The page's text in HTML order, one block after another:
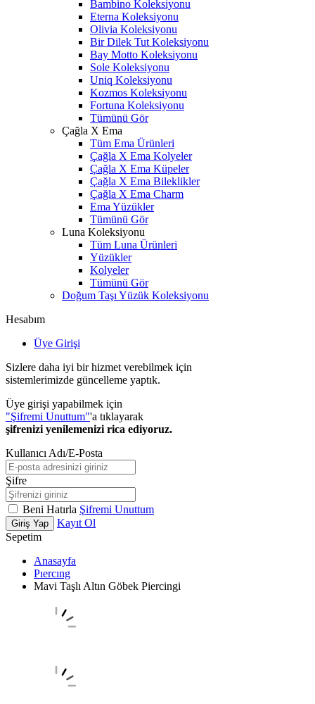
Bambino Koleksiyonu
Eterna Koleksiyonu
Olivia Koleksiyonu
Bir Dilek Tut Koleksiyonu
Bay Motto Koleksiyonu
Sole Koleksiyonu
Uniq Koleksiyonu
Kozmos Koleksiyonu
Fortuna Koleksiyonu
Tümünü Gör
Çağla X Ema
Tüm Ema Ürünleri
Çağla X Ema Kolyeler
Çağla X Ema Küpeler
Çağla X Ema Bileklikler
Çağla X Ema Charm
Ema Yüzükler
Tümünü Gör
Luna Koleksiyonu
Tüm Luna Ürünleri
Yüzükler
Kolyeler
Tümünü Gör
Doğum Taşı Yüzük Koleksiyonu
Hesabım
Üye Girişi
Sizlere daha iyi bir hizmet verebilmek için
sistemlerimizde güncelleme yaptık.
Üye girişi yapabilmek için
"Şifremi Unuttum"'a tıklayarak
şifrenizi yenilemenizi rica ediyoruz.
Kullanıcı Adı/E-Posta
Şifre
Beni Hatırla Şifremi Unuttum
Giriş Yap
Kayıt Ol
Sepetim
Anasayfa
Pıercıng
Mavi Taşlı Altın Göbek Piercingi